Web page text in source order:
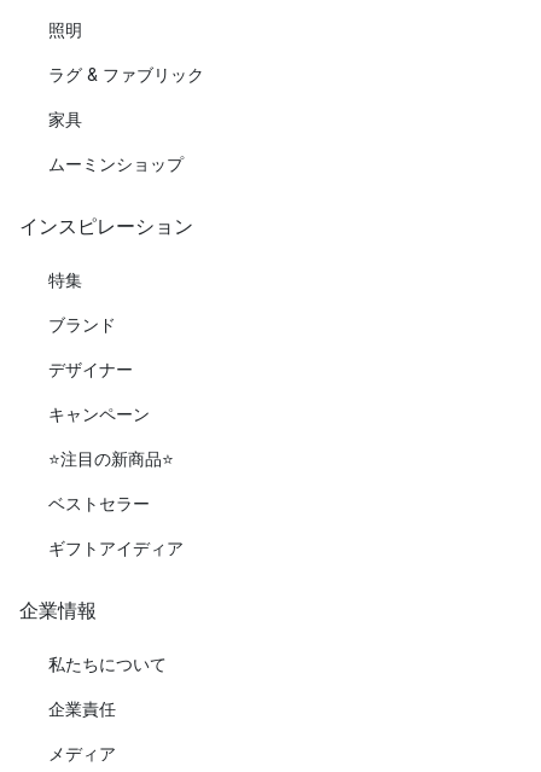
照明
ラグ & ファブリック
家具
ムーミンショップ
インスピレーション
特集
ブランド
デザイナー
キャンペーン
⭐️注目の新商品⭐️
ベストセラー
ギフトアイディア
企業情報
私たちについて
企業責任
メディア